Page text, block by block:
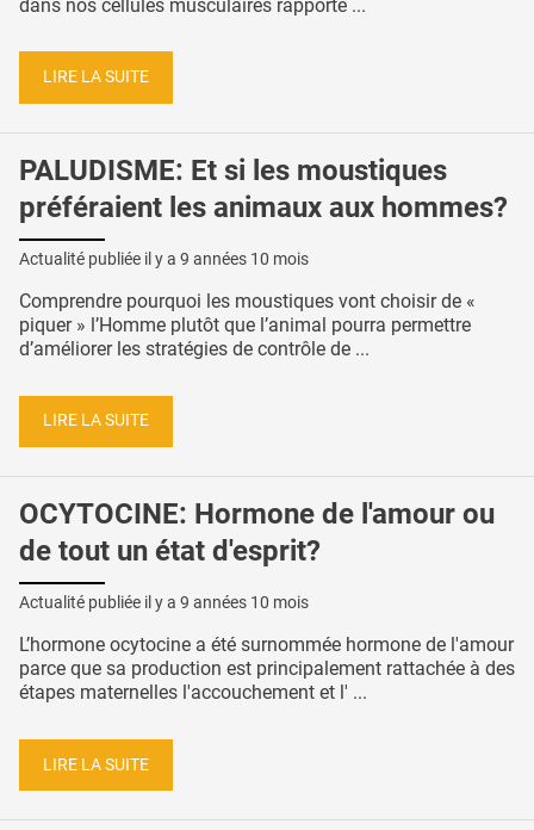
dans nos cellules musculaires rapporte ...
LIRE LA SUITE
PALUDISME: Et si les moustiques
préféraient les animaux aux hommes?
Actualité publiée il y a 9 années 10 mois
Comprendre pourquoi les moustiques vont choisir de «
piquer » l’Homme plutôt que l’animal pourra permettre
d’améliorer les stratégies de contrôle de ...
LIRE LA SUITE
OCYTOCINE: Hormone de l'amour ou
de tout un état d'esprit?
Actualité publiée il y a 9 années 10 mois
L’hormone ocytocine a été surnommée hormone de l'amour
parce que sa production est principalement rattachée à des
étapes maternelles l'accouchement et l' ...
LIRE LA SUITE